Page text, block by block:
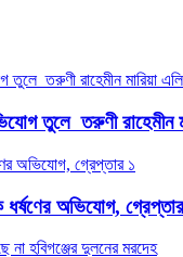
তুলে তরুণী রাহেমীন
অভিযোগ,